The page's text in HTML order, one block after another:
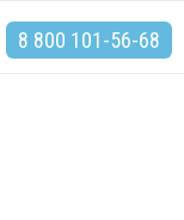
8 800 101-56-68